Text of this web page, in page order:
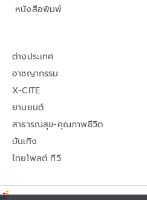
หนังสือพิมพ์
ต่างประเทศ
อาชญากรรม
X-CITE
ยานยนต์
สาธารณสุข-คุณภาพชีวิต
บันเทิง
ไทยโพสต์ ทีวี